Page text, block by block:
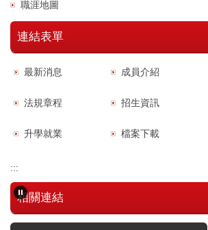
職涯地圖
連結表單
最新消息 成員介紹
法規章程 招生資訊
升學就業 檔案下載
:::
相關連結